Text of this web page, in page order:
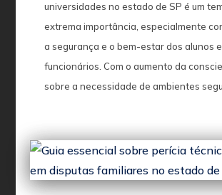
universidades no estado de SP é um
extrema importância, especialmente
a segurança e o bem-estar dos alunos e
funcionários. Com o aumento da
sobre a necessidade de ambientes